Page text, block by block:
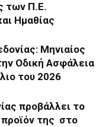
των Π.Ε.
Ημαθίας
Μηνιαίος
Οδική Ασφάλεια
του 2026
προβάλλει το
προϊόν της στο